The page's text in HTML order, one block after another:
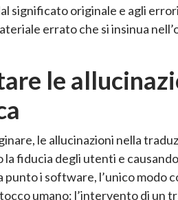
significato originale e agli
errato che si insinua
le
le allucinazioni nella
la fiducia degli utenti e
i software, l’unico modo
umano: l’intervento di un